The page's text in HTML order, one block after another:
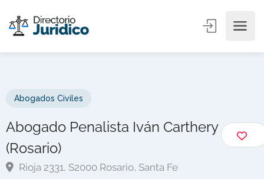
Abogados Civiles
Abogado Penalista Iván Carthery
(Rosario)
Rioja 2331, S2000 Rosario, Santa Fe